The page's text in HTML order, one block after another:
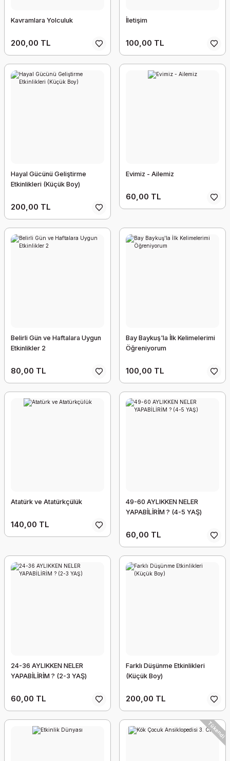
Kavramlara Yolculuk
200,00 TL
İletişim
100,00 TL
Hayal Gücünü Geliştirme
Etkinlikleri (Küçük Boy)
200,00 TL
Evimiz - Ailemiz
60,00 TL
Belirli Gün ve Haftalara Uygun
Etkinlikler 2
80,00 TL
Bay Baykuş'la İlk Kelimelerimi
Öğreniyorum
100,00 TL
Atatürk ve Atatürkçülük
140,00 TL
49-60 AYLIKKEN NELER
YAPABİLİRİM ? (4-5 YAŞ)
60,00 TL
24-36 AYLIKKEN NELER
YAPABİLİRİM ? (2-3 YAŞ)
60,00 TL
Farklı Düşünme Etkinlikleri
(Küçük Boy)
200,00 TL
Tükendi